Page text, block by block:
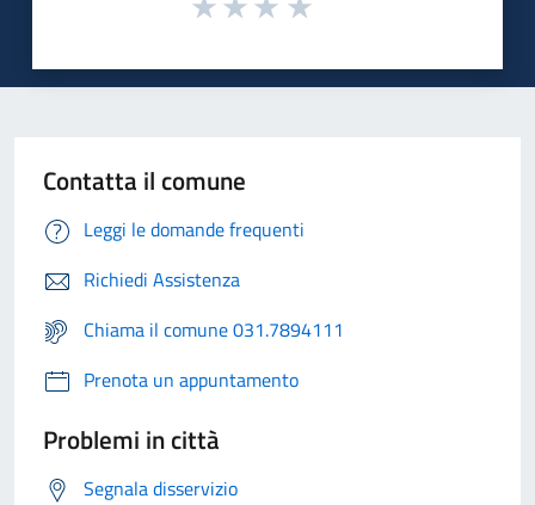
Contatta il comune
Leggi le domande frequenti
Richiedi Assistenza
Chiama il comune 031.7894111
Prenota un appuntamento
Problemi in città
Segnala disservizio